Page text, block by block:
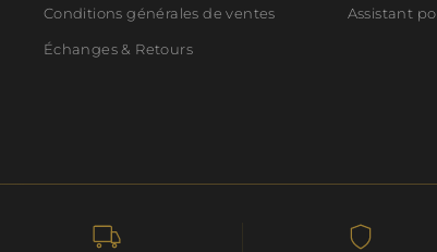
Conditions générales de ventes
Échanges & Retours
Assistant